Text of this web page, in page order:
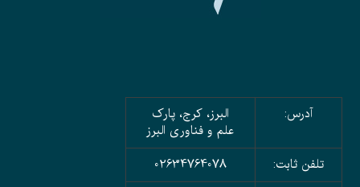
آدرس:
البرز، کرج، پارک
علم و فناوری البرز
تلفن ثابت:
02634764078